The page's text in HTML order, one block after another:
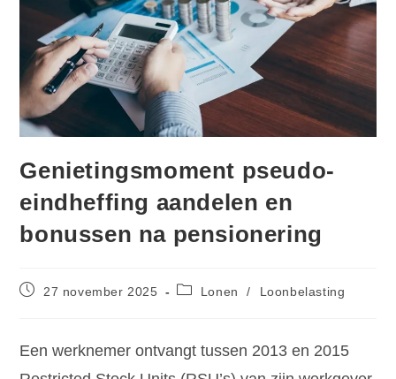
Genietingsmoment pseudo-
eindheffing aandelen en
bonussen na pensionering
27 november 2025 Lonen / Loonbelasting
Een werknemer ontvangt tussen 2013 en 2015